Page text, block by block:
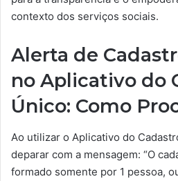
contexto dos serviços sociais.
Alerta de
no Aplicativo do
Único: Como
Ao utilizar o Aplicativo do
deparar com a mensagem: “O
formado somente por 1 pessoa,